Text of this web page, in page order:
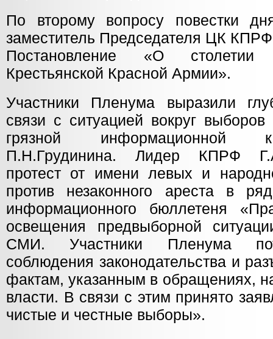
По второму вопросу повестки
заместитель Председателя ЦК
Постановление «О столетии
Крестьянской Красной Армии».
Участники Пленума выразили
связи с ситуацией вокруг
грязной информационной
П.Н.Грудинина. Лидер КПРФ
протест от имени левых и
против незаконного ареста в
информационного бюллетеня
освещения предвыборной
СМИ. Участники Пленума
соблюдения законодательства и
фактам, указанным в обращениях,
власти. В связи с этим принято
чистые и честные выборы».